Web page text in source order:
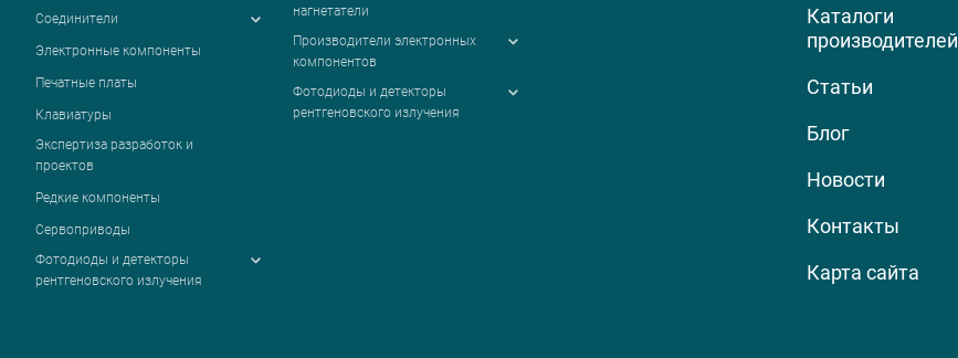
Соединители
Электронные компоненты
Печатные платы
Клавиатуры
Экспертиза разработок и
проектов
Редкие компоненты
Сервоприводы
Фотодиоды и детекторы
рентгеновского излучения
нагнетатели
Производители электронных
компонентов
Фотодиоды и детекторы
рентгеновского излучения
Каталоги
производителей
Статьи
Блог
Новости
Контакты
Карта сайта